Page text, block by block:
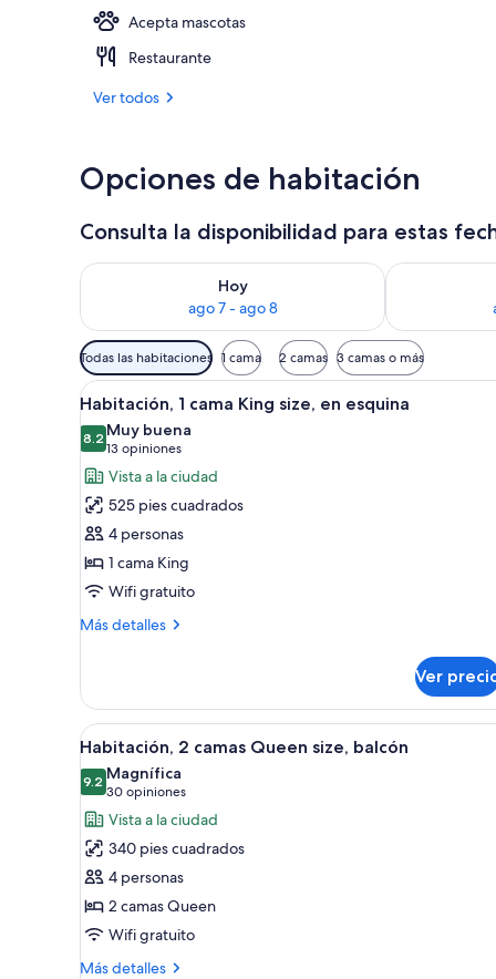
Acepta mascotas
Restaurante
Ver todos
Opciones de habitación
Consulta la disponibilidad para estas
Hoy
ago 7 - ago 8
Consulta la disponibilidad para hoy ago 7 - ago 8
Consulta la
Filtros
disponibles
para
las
habitaciones
Todas las habitaciones 1 cama 2 camas 3 camas o más
Abrir
todas
las
fotos
de
Habitación,
1
cama
King
size,
Vista desde una ventana con
6
Habitación, 1 cama King size, en esquina
8.28.2 de 10
Muy buena
13 opiniones
(13
opiniones)
Vista a la ciudad
525 pies cuadrados
4 personas
1 cama King
Wifi gratuito
Más detalles
Más
1
cama
King
size,
en
esquina
Ver
Abrir
todas
las
fotos
de
Habitación,
2
camas
Queen
size,
Habitación de hotel con dos
7
Habitación, 2 camas Queen size, balcón
9.29.2 de 10
Magnífica
30 opiniones
(30
opiniones)
Vista a la ciudad
340 pies cuadrados
4 personas
2 camas Queen
Wifi gratuito
Más detalles
Más